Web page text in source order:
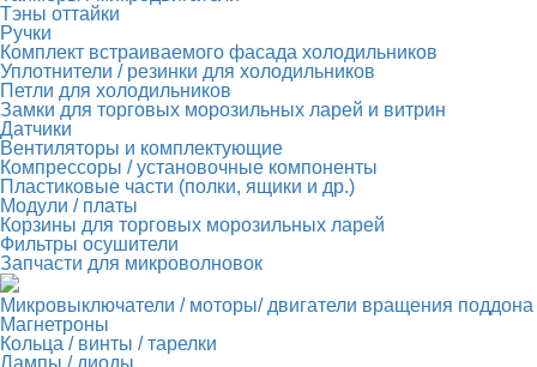
Тэны оттайки
Ручки
Комплект встраиваемого фасада холодильников
Уплотнители / резинки для холодильников
Петли для холодильников
Замки для торговых морозильных ларей и витрин
Датчики
Вентиляторы и комплектующие
Компрессоры / установочные компоненты
Пластиковые части (полки, ящики и др.)
Модули / платы
Корзины для торговых морозильных ларей
Фильтры осушители
Запчасти для микроволновок
Микровыключатели / моторы/ двигатели вращения поддона
Магнетроны
Кольца / винты / тарелки
Лампы / диоды